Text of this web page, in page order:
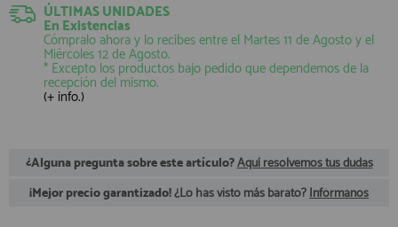
INFORMACION
910 60 71 03
Sábados de 10:00 a 14:00
910 51 49 87 Whatsapp
ÚLTIMAS UNIDADES
En Existencias
Cómpralo ahora y lo recibes entre el Martes 11 de Agostoy el
Miércoles 12 de Agosto.
* Excepto los productos bajo pedido que dependemos de la
recepción del mismo.
(+ info.)
¿Alguna pregunta sobre este artículo?Aquí resolvemos tus dudas
¡Mejor precio garantizado!¿Lo has visto más barato?Infórmanos